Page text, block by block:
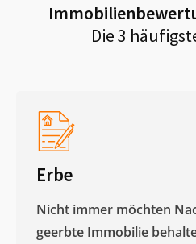
Die 3
Erbe
Nicht immer möchten
geerbte Immobilie